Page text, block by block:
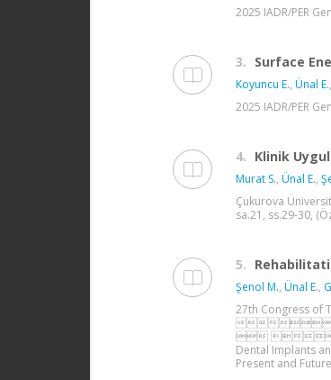
2025 IADR/PER
3. Surface
Koyuncu E., Ünal E.,
2025 IADR/PER
4. Klinik
Murat S., Ünal E.,
Çukurova
sa.21, ss.29-30,
5.
Şenol M., Ünal E.,
27th

 
Dental
Present and